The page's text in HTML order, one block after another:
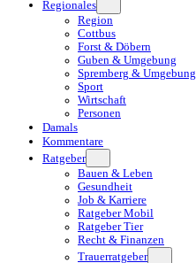
Regionales
Region
Cottbus
Forst & Döbern
Guben & Umgebung
Spremberg & Umgebung
Sport
Wirtschaft
Personen
Damals
Kommentare
Ratgeber
Bauen & Leben
Gesundheit
Job & Karriere
Ratgeber Mobil
Ratgeber Tier
Recht & Finanzen
Trauerratgeber